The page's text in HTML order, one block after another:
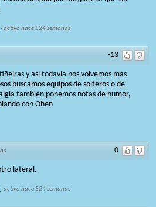
·activo hace 524 semanas
-13
y así todavía nos volvemos mas
buscamos equipos de solteros o de
también ponemos notas de humor,
con Ohen
0
lateral.
·activo hace 524 semanas